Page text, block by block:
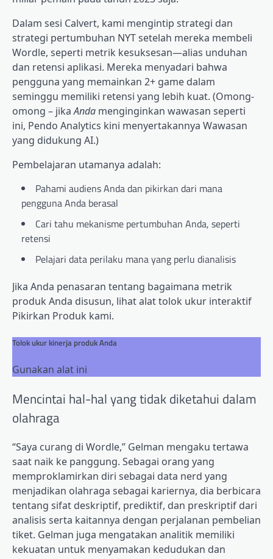
Dalam sesi Calvert, kami mengintip strategi dan
strategi pertumbuhan NYT setelah mereka membeli
Wordle, seperti metrik kesuksesan—alias unduhan
dan retensi aplikasi. Mereka menyadari bahwa
pengguna yang memainkan 2+ game dalam
seminggu memiliki retensi yang lebih kuat. (Omong-
omong – jikaAnda menginginkan wawasan seperti
ini, Pendo Analytics kini menyertakannya Wawasan
yang didukung AI.)
Pembelajaran utamanya adalah:
Pahami audiens Anda dan pikirkan dari mana
pengguna Anda berasal
Cari tahu mekanisme pertumbuhan Anda, seperti
retensi
Pelajari data perilaku mana yang perlu dianalisis
Jika Anda penasaran tentang bagaimana metrik
produk Anda disusun, lihat alat tolok ukur interaktif
Pikirkan Produk kami.
Tolok ukur kinerja produk Anda
Gunakan alat ini
Mencintai hal-hal yang tidak diketahui dalam
olahraga
“Saya curang di Wordle,” Gelman mengaku tertawa
saat naik ke panggung. Sebagai orang yang
memproklamirkan diri sebagai data nerd yang
menjadikan olahraga sebagai kariernya, dia berbicara
tentang sifat deskriptif, prediktif, dan preskriptif dari
analisis serta kaitannya dengan perjalanan pembelian
tiket. Gelman juga mengatakan analitik memiliki
kekuatan untuk menyamakan kedudukan dan